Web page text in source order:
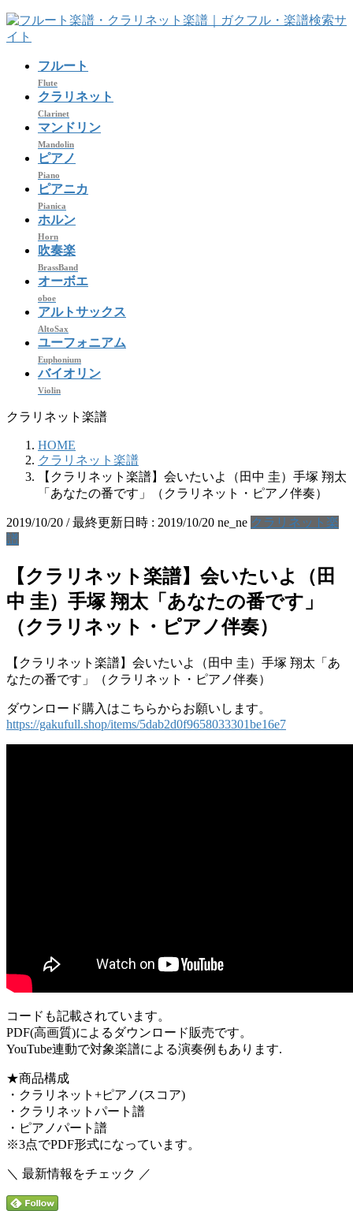
コ
ン
ナ
ビ
フルート
Flute
クラリネット
Clarinet
マンドリン
Mandolin
ピアノ
Piano
ピアニカ
Pianica
ホルン
Horn
吹奏楽
BrassBand
オーボエ
oboe
アルトサックス
AltoSax
ユーフォニアム
Euphonium
バイオリン
Violin
クラリネット楽譜
HOME
クラリネット楽譜
【クラリネット楽譜】会いたいよ（田中 圭）手塚 翔太
「あなたの番です」（クラリネット・ピアノ伴奏）
2019/10/20 / 最終更新日時 : 2019/10/20 ne_ne クラリネット楽
譜
【クラリネット楽譜】会いたいよ（田
中 圭）手塚 翔太「あなたの番です」
（クラリネット・ピアノ伴奏）
【クラリネット楽譜】会いたいよ（田中 圭）手塚 翔太「あ
なたの番です」（クラリネット・ピアノ伴奏）
ダウンロード購入はこちらからお願いします。
https://gakufull.shop/items/5dab2d0f9658033301be16e7
コードも記載されています。
PDF(高画質)によるダウンロード販売です。
YouTube連動で対象楽譜による演奏例もあります.
★商品構成
・クラリネット+ピアノ(スコア)
・クラリネットパート譜
・ピアノパート譜
※3点でPDF形式になっています。
＼ 最新情報をチェック ／